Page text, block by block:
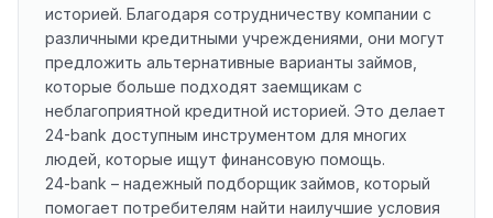
историей. Благодаря сотрудничеству компании с
различными кредитными учреждениями, они могут
предложить альтернативные варианты займов,
которые больше подходят заемщикам с
неблагоприятной кредитной историей. Это делает
24-bank доступным инструментом для многих
людей, которые ищут финансовую помощь.
24-bank – надежный подборщик займов, который
помогает потребителям найти наилучшие условия